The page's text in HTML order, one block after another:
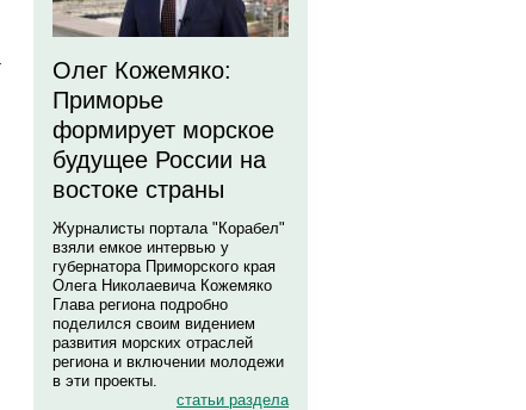
Олег Кожемяко:
Приморье
формирует морское
будущее России на
востоке страны
Журналисты портала "Корабел"
взяли емкое интервью у
губернатора Приморского края
Олега Николаевича Кожемяко
Глава региона подробно
поделился своим видением
развития морских отраслей
региона и включении молодежи
в эти проекты.
статьи раздела